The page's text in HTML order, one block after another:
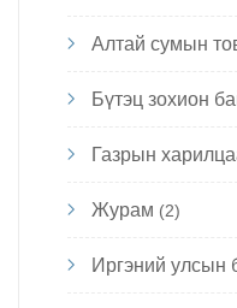
Алтай сумын
Бүтэц зохион
Газрын
Журам (2)
Иргэний улсын